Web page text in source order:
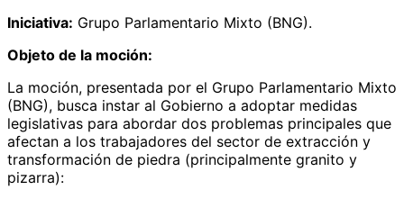
Iniciativa: Grupo Parlamentario Mixto (BNG).
Objeto de la moción:
La moción, presentada por el Grupo Parlamentario Mixto
(BNG), busca instar al Gobierno a adoptar medidas
legislativas para abordar dos problemas principales que
afectan a los trabajadores del sector de extracción y
transformación de piedra (principalmente granito y
pizarra):